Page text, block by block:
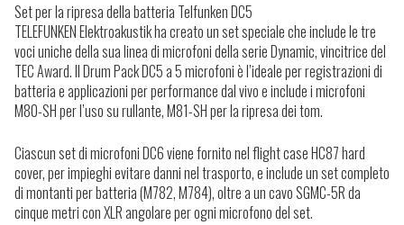
Set per la ripresa della batteria Telfunken DC5
TELEFUNKEN Elektroakustik ha creato un set speciale che include le tre
voci uniche della sua linea di microfoni della serie Dynamic, vincitrice del
TEC Award. Il Drum Pack DC5 a 5 microfoni è l’ideale per registrazioni di
batteria e applicazioni per performance dal vivo e include i microfoni
M80-SH per l’uso su rullante, M81-SH per la ripresa dei tom.
Ciascun set di microfoni DC6 viene fornito nel flight case HC87 hard
cover, per impieghi evitare danni nel trasporto, e include un set completo
di montanti per batteria (M782, M784), oltre a un cavo SGMC-5R da
cinque metri con XLR angolare per ogni microfono del set.